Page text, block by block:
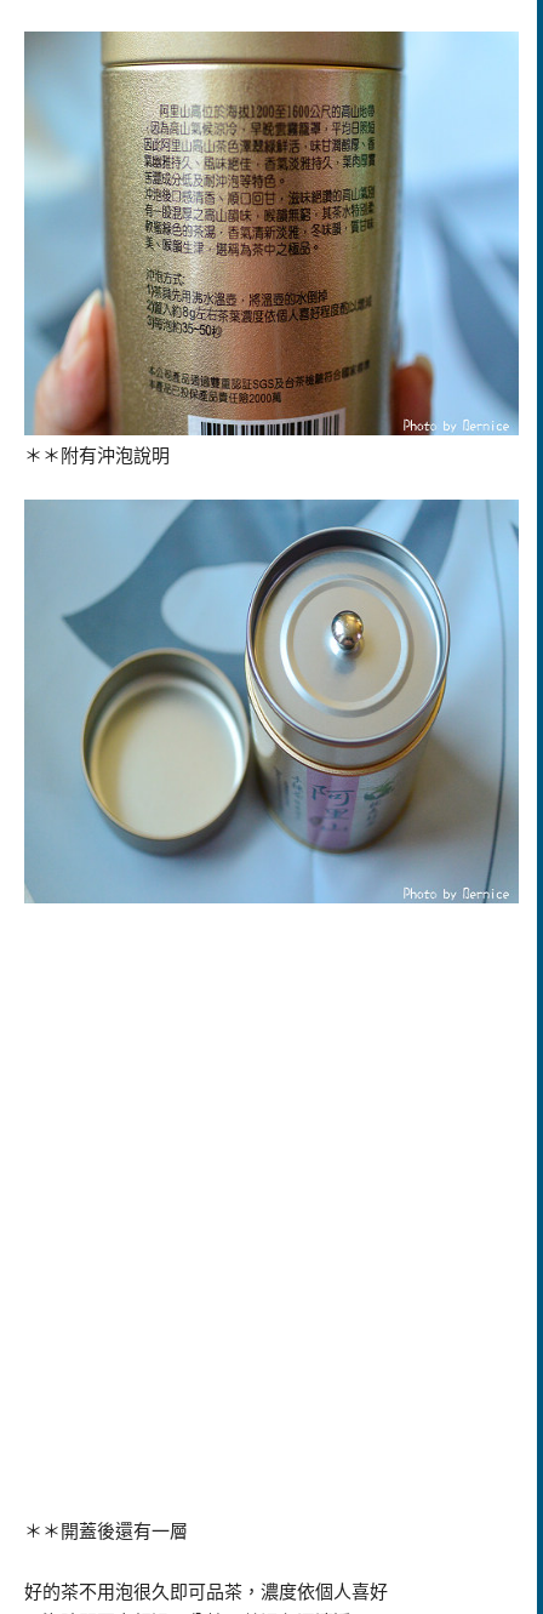
＊＊附有沖泡說明
＊＊開蓋後還有一層
好的茶不用泡很久即可品茶，濃度依個人喜好